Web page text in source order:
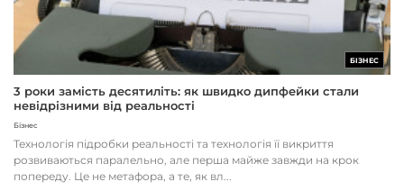
БІЗНЕС
3 роки замість десятиліть: як швидко дипфейки стали
невідрізними від реальності
Бізнес
Технологія підробки реальності та технологія її викриття
розвиваються паралельно, але перша майже завжди на крок
попереду. Це не метафора, а те, як вл...